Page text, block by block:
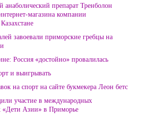
препарат Тренболон
магазина компании
завоевали приморские гребцы на
Россия «достойно» провалилась
и выигрывать
на спорт на сайте букмекера Леон бетс
участие в международных
«Дети Азии» в Приморье